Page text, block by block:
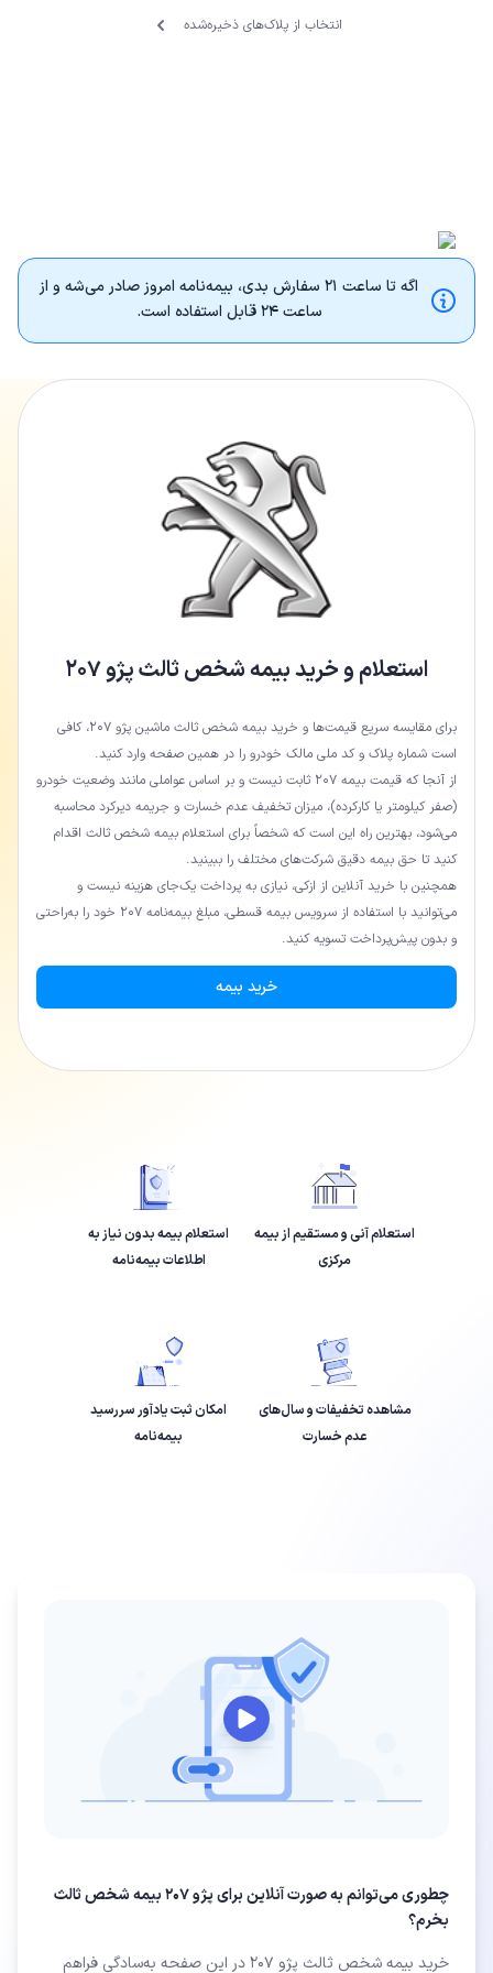
انتخاب از پلاک‌های ذخیره‌‌شده
اگه تا ساعت ۲۱ سفارش بدی، بیمه‌نامه امروز صادر می‌شه و از
ساعت ۲۴ قابل استفاده‌ است.
استعلام و خرید بیمه شخص ثالث پژو ۲۰۷
برای مقایسه سریع قیمت‌ها و خرید بیمه شخص ثالث ماشین پژو ۲۰۷، کافی
است شماره پلاک و کد ملی مالک خودرو را در همین صفحه وارد کنید.
از آنجا که قیمت بیمه ۲۰۷ ثابت نیست و بر اساس عواملی مانند وضعیت خودرو
(صفر کیلومتر یا کارکرده)، میزان تخفیف عدم خسارت و جریمه دیرکرد محاسبه
می‌شود، بهترین راه این است که شخصاً برای استعلام بیمه شخص ثالث اقدام
کنید تا حق بیمه دقیق شرکت‌های مختلف را ببینید.
همچنین با خرید آنلاین از ازکی، نیازی به پرداخت یک‌جای هزینه نیست و
می‌توانید با استفاده از سرویس بیمه قسطی، مبلغ بیمه‌نامه ۲۰۷ خود را به‌راحتی
و بدون پیش‌پرداخت تسویه کنید.
خرید بیمه
استعلام آنی و مستقیم از بیمه
مرکزی
استعلام بیمه بدون نیاز به
اطلاعات بیمه‌نامه
مشاهده تخفیفات و سال‌های
عدم خسارت
امکان ثبت یادآور سررسید
بیمه‌نامه
چطوری می‌توانم به صورت آنلاین برای پژو 207 بیمه شخص ثالث
بخرم؟
خرید بیمه شخص ثالث پژو 207 در این صفحه به‌سادگی فراهم